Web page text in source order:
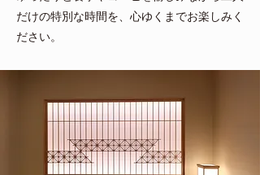
だけの特別な時間を、心ゆくまでお楽しみく
ださい。